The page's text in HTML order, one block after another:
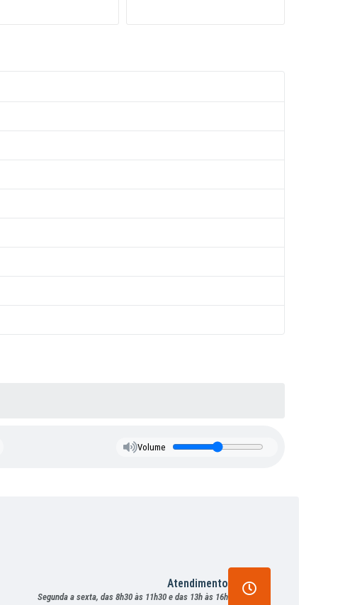
Volume
Atendimento
Segunda a sexta, das 8h30 às 11h30 e das 13h às 16h